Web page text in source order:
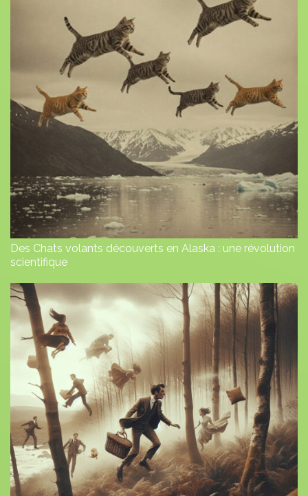
Des Chats volants découverts en Alaska : une révolution
scientifique